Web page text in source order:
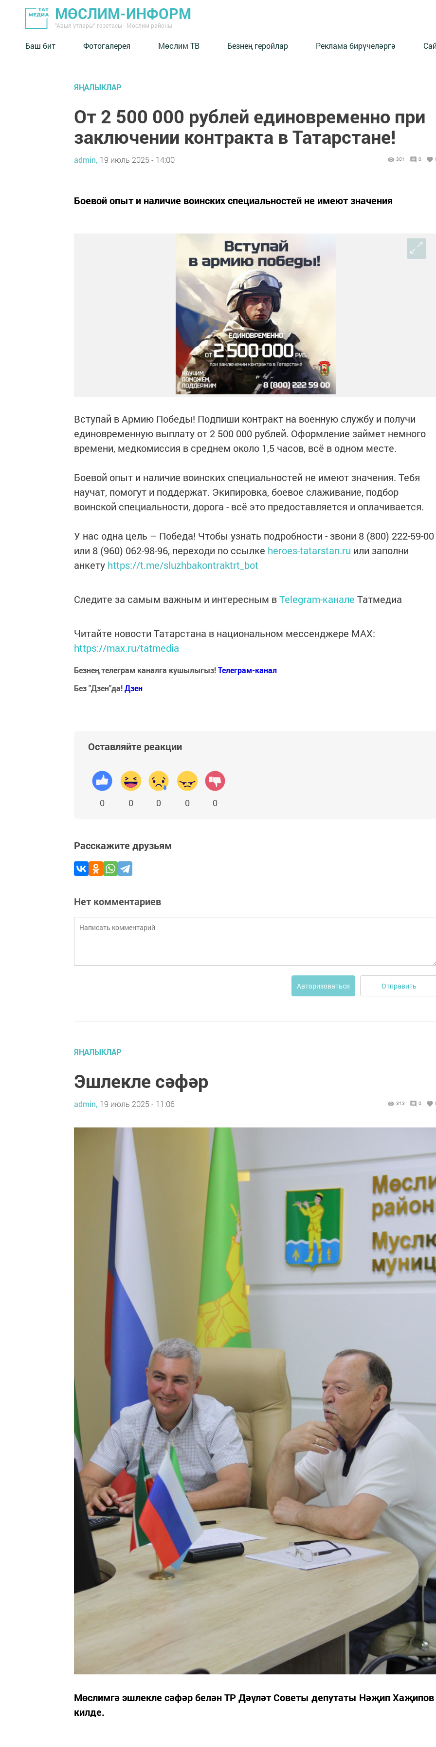
МӨСЛИМ-ИНФОРМ
"Авыл утлары" газетасы - Мөслим районы
Баш бит Фотогалерея Мөслим ТВ Безнең геройлар Реклама бирүчеләргә
ЯҢАЛЫКЛАР
От 2 500 000 рублей единовременно при
заключении контракта в Татарстане!
admin, 19 июль 2025 - 14:00 301 0
Боевой опыт и наличие воинских специальностей не имеют значения
Вступай в Армию Победы! Подпиши контракт на военную службу и получи
единовременную выплату от 2 500 000 рублей. Оформление займет немного
времени, медкомиссия в среднем около 1,5 часов, всё в одном месте.
Боевой опыт и наличие воинских специальностей не имеют значения. Тебя
научат, помогут и поддержат. Экипировка, боевое слаживание, подбор
воинской специальности, дорога - всё это предоставляется и оплачивается.
У нас одна цель – Победа! Чтобы узнать подробности - звони 8 (800) 222-59-00
или 8 (960) 062-98-96, переходи по ссылке heroes-tatarstan.ru или заполни
анкету https://t.me/sluzhbakontraktrt_bot
Следите за самым важным и интересным вTelegram-канале Татмедиа
Читайте новости Татарстана в национальном мессенджере MАХ:
https://max.ru/tatmedia
Безнең телеграм каналга кушылыгыз!Телеграм-канал
Без "Дзен"да!Дзен
Оставляйте реакции
0 0 0 0 0
Расскажите друзьям
Нет комментариев
Авторизоваться Отправить
ЯҢАЛЫКЛАР
Эшлекле сәфәр
admin, 19 июль 2025 - 11:06 313 0
Мөслимгә эшлекле сәфәр белән ТР Дәүләт Советы депутаты Нәҗип Хаҗипов
килде.